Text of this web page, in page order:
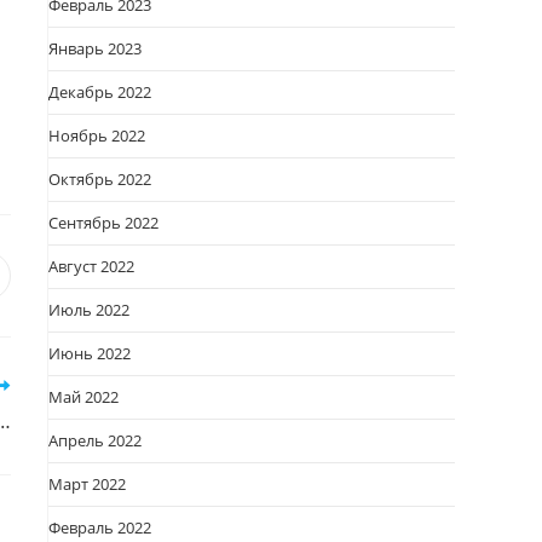
Февраль 2023
Январь 2023
Декабрь 2022
Ноябрь 2022
Октябрь 2022
Сентябрь 2022
Август 2022
Июль 2022
Июнь 2022
Май 2022
Апрель 2022
Март 2022
Февраль 2022